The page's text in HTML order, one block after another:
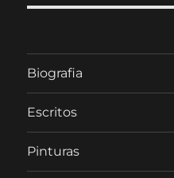
Biografia
Escritos
Pinturas